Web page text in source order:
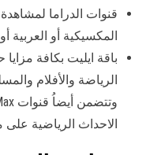
قنوات الدراما
المكسيكية أو العربية
الرياضة والأفلام
الاحداث الرياضية